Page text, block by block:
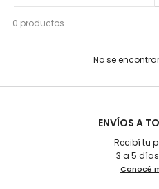
0 productos
No se
ENVÍOS A
Recibí tu
3 a 5
Conocé